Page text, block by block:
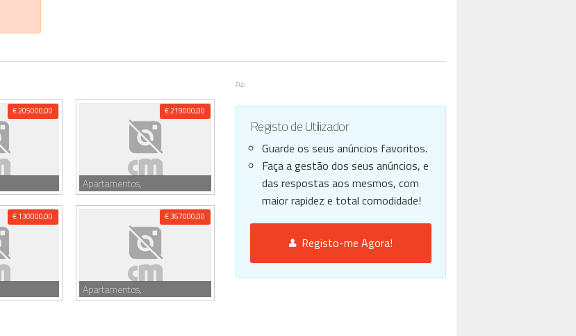
€ 205000,00 € 219000,00
Apartamentos,
€ 130000,00 € 367000,00
Apartamentos,
Pub
Registo de Utilizador
Guarde os seus anúncios favoritos.
Faça a gestão dos seus anúncios, e
das respostas aos mesmos, com
maior rapidez e total comodidade!
Registo-me Agora!